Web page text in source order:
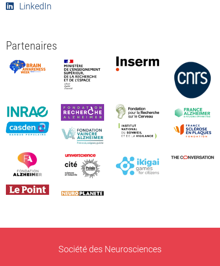
LinkedIn
Partenaires
Société des Neurosciences